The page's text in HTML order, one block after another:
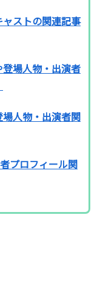
ャストの関連記事
登場人物・出演者
場人物・出演者関
プロフィール関